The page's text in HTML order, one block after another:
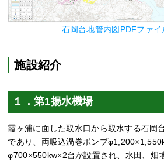
石岡台地管内図PDFファ
施設紹介
１．第1揚水機場
霞ヶ浦に面した取水口から取水する石岡
であり、両吸込渦巻ポンプ
φ700×550kw×2台が設置され、水田、畑